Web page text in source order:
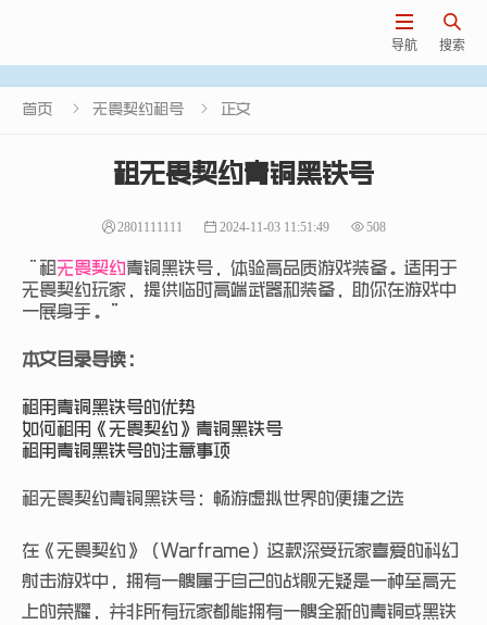

搜索

导航
首页  无畏契约租号  正文
租无畏契约青铜黑铁号
2801111111 2024-11-03 11:51:49 508
“租无畏契约青铜黑铁号，体验高品质游戏装备。适用于
无畏契约玩家，提供临时高端武器和装备，助你在游戏中
一展身手。”
本文目录导读：
租用青铜黑铁号的优势
如何租用《无畏契约》青铜黑铁号
租用青铜黑铁号的注意事项
租无畏契约青铜黑铁号：畅游虚拟世界的便捷之选
在《无畏契约》（Warframe）这款深受玩家喜爱的科幻
射击游戏中，拥有一艘属于自己的战舰无疑是一种至高无
上的荣耀，并非所有玩家都能拥有一艘全新的青铜或黑铁